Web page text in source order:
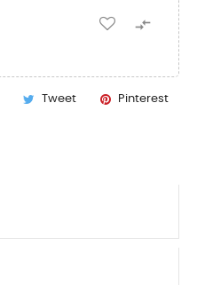

Tweet Pinterest